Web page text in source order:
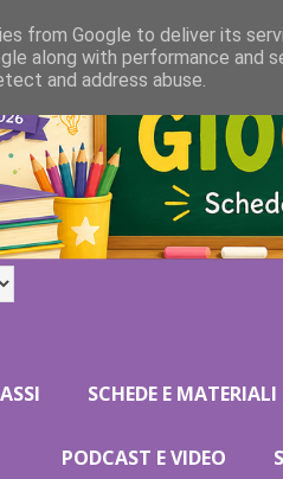
SCHEDE E MATERIALI
PODCAST E VIDEO
from Google to deliver its
along with performance
and address abuse.